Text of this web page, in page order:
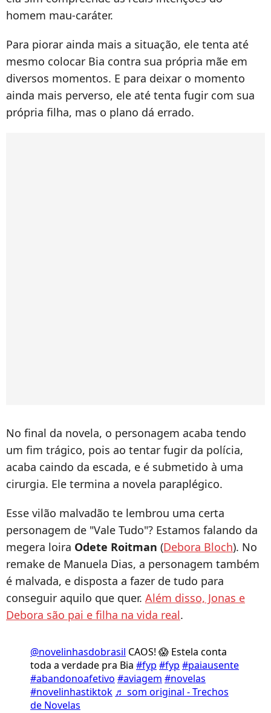
homem mau-caráter.
Para piorar ainda mais a situação, ele tenta até
mesmo colocar Bia contra sua própria mãe em
diversos momentos. E para deixar o momento
ainda mais perverso, ele até tenta fugir com sua
própria filha, mas o plano dá errado.
No final da novela, o personagem acaba tendo
um fim trágico, pois ao tentar fugir da polícia,
acaba caindo da escada, e é submetido à uma
cirurgia. Ele termina a novela paraplégico.
Esse vilão malvadão te lembrou uma certa
personagem de "Vale Tudo"? Estamos falando da
megera loira Odete Roitman (Debora Bloch). No
remake de Manuela Dias, a personagem também
é malvada, e disposta a fazer de tudo para
conseguir aquilo que quer. Além disso, Jonas e
Debora são pai e filha na vida real.
@novelinhasdobrasil CAOS! 😱 Estela conta
toda a verdade pra Bia #fyp #fyp #paiausente
#abandonoafetivo #aviagem #novelas
#novelinhastiktok ♬ som original - Trechos
de Novelas